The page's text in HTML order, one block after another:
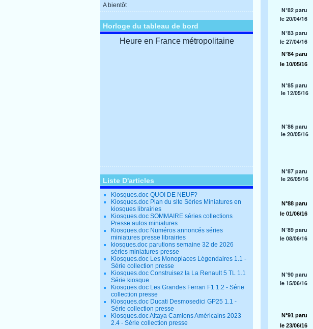
A bientôt
Horloge du tableau de bord
Heure en France métropolitaine
Liste D'articles
Kiosques.doc QUOI DE NEUF?
Kiosques.doc Plan du site Séries Miniatures en
kiosques librairies
Kiosques.doc SOMMAIRE séries collections
Presse autos miniatures
Kiosques.doc Numéros annoncés séries
miniatures presse librairies
kiosques.doc parutions semaine 32 de 2026
séries miniatures-presse
Kiosques.doc Les Monoplaces Légendaires 1.1 -
Série collection presse
Kiosques.doc Construisez la La Renault 5 TL 1.1
Série kiosque
Kiosques.doc Les Grandes Ferrari F1 1.2 - Série
collection presse
Kiosques.doc Ducati Desmosedici GP25 1.1 -
Série collection presse
Kiosques.doc Altaya Camions Américains 2023
2.4 - Série collection presse
N°82 paru
le 20/04/16
N°83 paru
le 27/04/16
N°84 paru
le 10/05/16
N°85 paru
le 12/05/16
N°86 paru
le 20/05/16
N°87 paru
le 26/05/16
N°88 paru
le 01/06/16
N°89 paru
le 08/06/16
N°90 paru
le 15/06/16
N°91 paru
le 23/06/16